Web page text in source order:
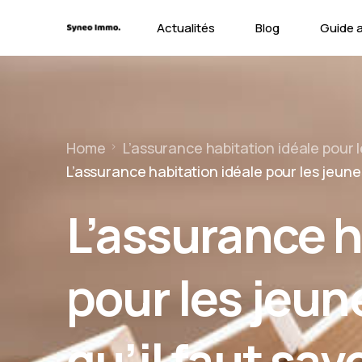
Actualités Blog Guide
Home L’assurance habitation idéale
L’assurance habitation idéale pour les
pour les